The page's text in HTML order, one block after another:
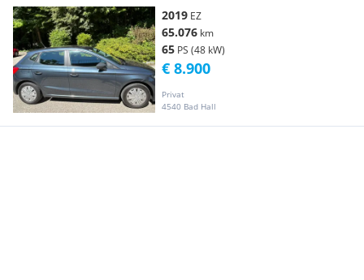
2019 EZ
65.076 km
65 PS (48 kW)
Privat
4540 Bad Hall
€ 8.900